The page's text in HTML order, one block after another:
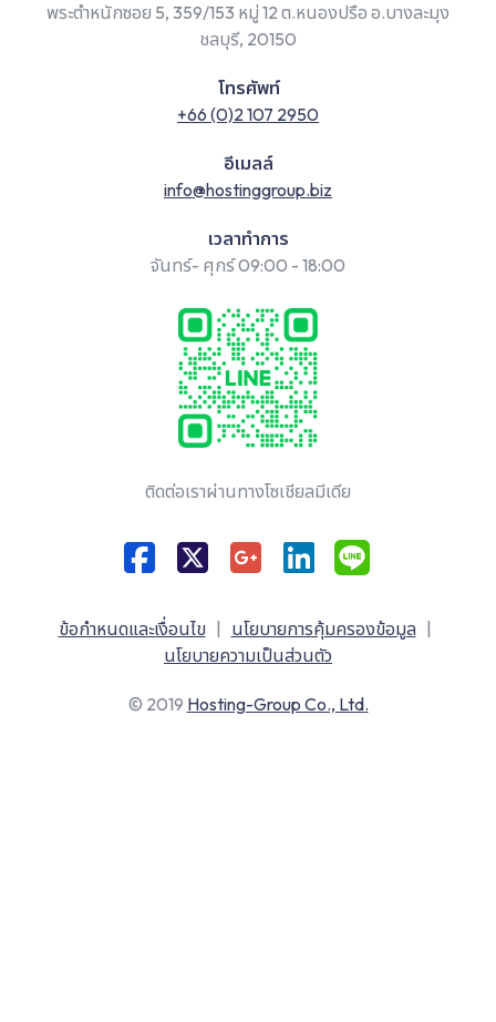
พระตำหนักซอย 5, 359/153 หมู่ 12 ต.หนองปรือ อ.บางละมุง
ชลบุรี, 20150
โทรศัพท์
+66 (0)2 107 2950
อีเมลล์
info@hostinggroup.biz
เวลาทำการ
จันทร์- ศุกร์ 09:00 - 18:00
ติดต่อเราผ่านทางโซเชียลมีเดีย
ข้อกำหนดและเงื่อนไข | นโยบายการคุ้มครองข้อมูล |
นโยบายความเป็นส่วนตัว
© 2019 Hosting-Group Co., Ltd.